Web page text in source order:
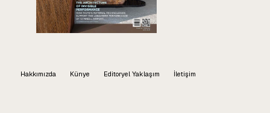
Hakkımızda Künye Editoryel Yaklaşım İletişim